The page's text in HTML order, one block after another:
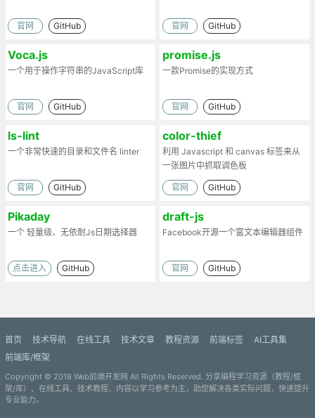
官网 GitHub 官网 GitHub
Voca.js
一个用于操作字符串的JavaScript库
官网 GitHub
promise.js
一款Promise的实现方式
官网 GitHub
ls-lint
一个非常快速的目录和文件名 linter
官网 GitHub
color-thief
利用 Javascript 和 canvas 标签来从
一张图片中抓取调色板
官网 GitHub
Pikaday
一个 轻量级、无依耐Js日期选择器
点击进入 GitHub
draft-js
Facebook开源一个富文本编辑器组件
官网 GitHub
首页 技术导航 在线工具 技术文章 教程资源 前端标签
AI工具集
前端库/框架